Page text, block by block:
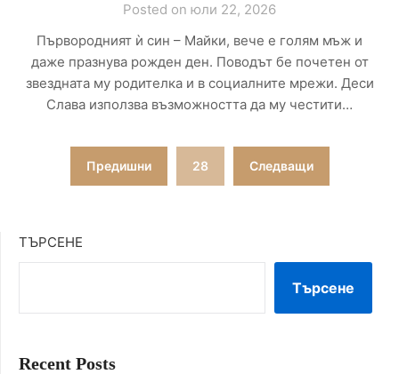
Posted on юли 22, 2026
Първородният ѝ син – Майки, вече е голям мъж и
даже празнува рожден ден. Поводът бе почетен от
звездната му родителка и в социалните мрежи. Деси
Слава използва възможността да му честити…
Разделяне
на
Предишни 28 Следващи
ТЪРСЕНЕ
Търсене
Recent Posts